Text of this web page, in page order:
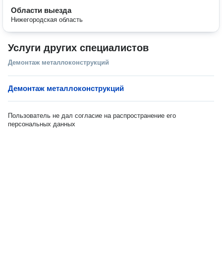
Области выезда
Нижегородская область
Услуги других специалистов
Демонтаж металлоконструкций
Демонтаж металлоконструкций
Пользователь не дал согласие на распространение его
персональных данных